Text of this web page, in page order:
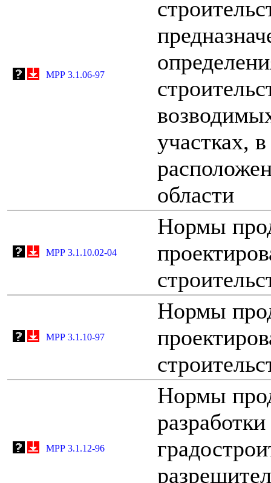
МРР 3.1.06-97
участках,
области
МРР 3.1.10.02-04
Нормы
МРР 3.1.10-97
Нормы
МРР 3.1.12-96
Нормы